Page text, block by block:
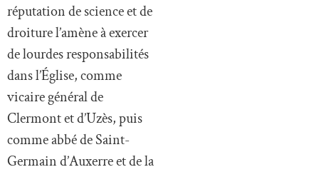
réputation de science et de
droiture l’amène à exercer
de lourdes responsabilités
dans l’Église, comme
vicaire général de
Clermont et d’Uzès, puis
comme abbé de Saint-
Germain d’Auxerre et de la